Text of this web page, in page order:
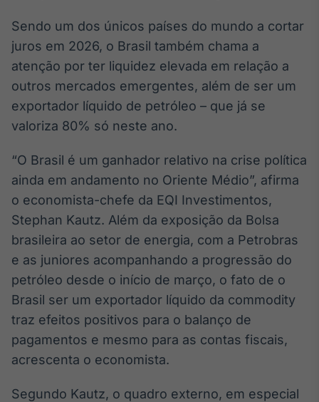
BroadFast
Em breve
Gestão de
Investimentos
Em breve
Tokenização
de ativos
Em breve
Sendo um dos únicos países do mundo a cortar
juros em 2026, o Brasil também chama a
atenção por ter liquidez elevada em relação a
outros mercados emergentes, além de ser um
exportador líquido de petróleo – que já se
valoriza 80% só neste ano.
“O Brasil é um ganhador relativo na crise política
ainda em andamento no Oriente Médio”, afirma
o economista-chefe da EQI Investimentos,
Stephan Kautz. Além da exposição da Bolsa
brasileira ao setor de energia, com a Petrobras
e as juniores acompanhando a progressão do
petróleo desde o início de março, o fato de o
Brasil ser um exportador líquido da commodity
traz efeitos positivos para o balanço de
pagamentos e mesmo para as contas fiscais,
acrescenta o economista.
Segundo Kautz, o quadro externo, em especial